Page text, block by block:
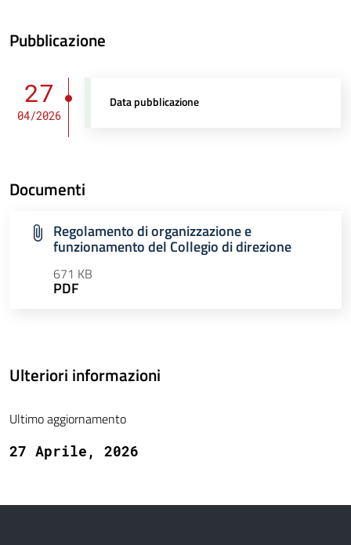
Pubblicazione
27
04/2026
Data pubblicazione
Documenti
Regolamento di organizzazione e
funzionamento del Collegio di direzione
671 KB
PDF
Ulteriori informazioni
Ultimo aggiornamento
27 Aprile, 2026